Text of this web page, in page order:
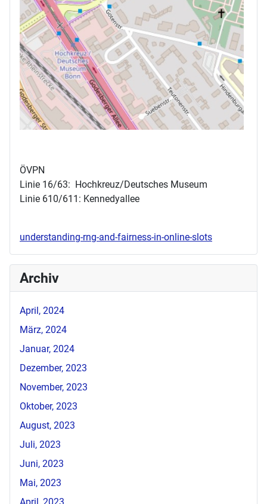
ÖVPN
Linie 16/63: Hochkreuz/Deutsches Museum
Linie 610/611: Kennedyallee
understanding-rng-and-fairness-in-online-slots
Archiv
April, 2024
März, 2024
Januar, 2024
Dezember, 2023
November, 2023
Oktober, 2023
August, 2023
Juli, 2023
Juni, 2023
Mai, 2023